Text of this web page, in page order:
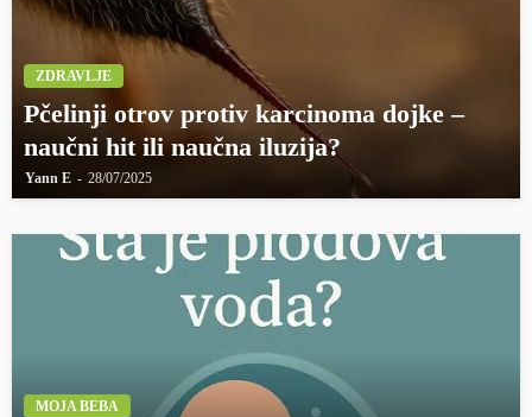
ZDRAVLJE
Pčelinji otrov protiv karcinoma dojke –
naučni hit ili naučna iluzija?
Yann E 28/07/2025
MOJA BEBA